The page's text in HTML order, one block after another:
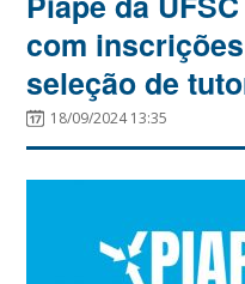
com
seleção de
18/09/2024 13:35